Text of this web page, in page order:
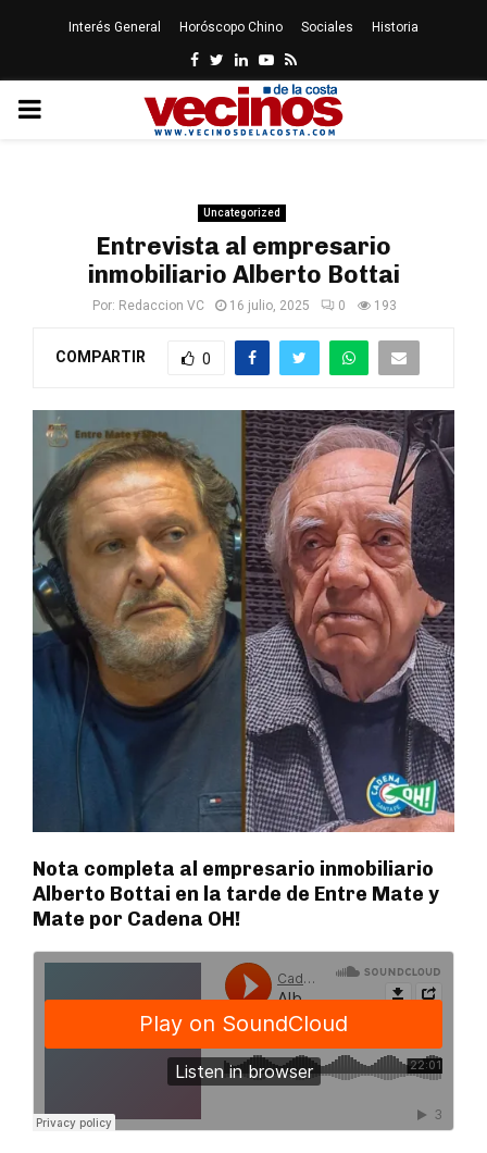
Interés General Horóscopo Chino Sociales Historia
Facebook
Twitter
LinkedinYoutube
Rss
PRIMARY
Uncategorized
Entrevista al empresario
inmobiliario Alberto Bottai
Por: Redaccion VC 16 julio, 2025 0 193
COMPARTIR 0
Nota completa al empresario inmobiliario
Alberto Bottai en la tarde de Entre Mate y
Mate por Cadena OH!